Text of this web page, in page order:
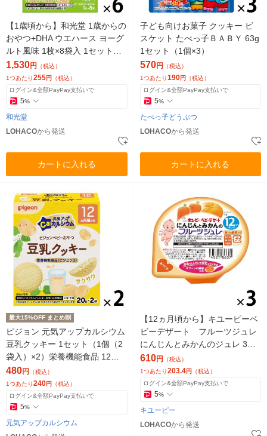
【1歳頃から】和光堂 1歳からの
おやつ+DHA ウエハース ヨーグ
ルト風味 1枚×8袋入 1セット（1
個×6） アサヒグループ食品
1,530円 （税込）
1つあたり255円 （税込）
ログイン&全額PayPay支払いで
5%
和光堂
LOHACOから発送
カートに入れる
子ども向けお菓子 クッキー ビ
スケット たべっ子ＢＡＢＹ 63g
1セット（1個×3）
570円 （税込）
1つあたり190円 （税込）
ログイン&全額PayPay支払いで
5%
たべっ子どうぶつ
LOHACOから発送
カートに入れる
最大15%OFF まとめ割
ピジョン 元気アップカルシウム
豆乳クッキー 1セット（1個（2
袋入）×2）栄養機能食品 12ヵ
月頃から ベビーおやつ
480円
（税込）
1つあたり240円 （税込）
ログイン&全額PayPay支払いで
5%
元気アップカルシウム
【12ヵ月頃から】キユーピーベ
ビーデザート フルーツジュレ
にんじんとみかんのジュレ 3個
ベビーフード 離乳食
610円
（税込）
1つあたり203.4円 （税込）
ログイン&全額PayPay支払いで
5%
キユーピー
LOHACOから発送